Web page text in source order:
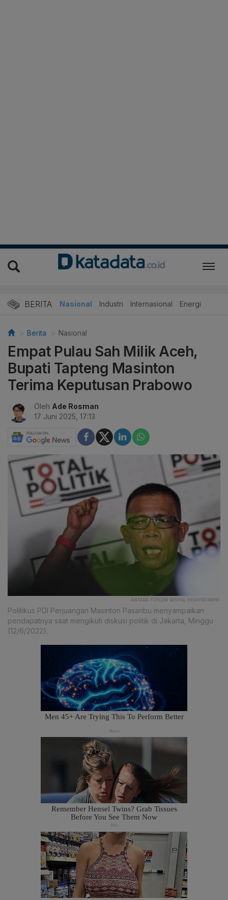
BERITA Nasional Industri Internasional Energi
Berita Nasional
Empat Pulau Sah Milik Aceh,
Bupati Tapteng Masinton
Terima Keputusan Prabowo
Oleh Ade Rosman
17 Juni 2025, 17:13
ANTARA FOTO/M RISYAL HIDAYAT/AWW.
Politikus PDI Perjuangan Masinton Pasaribu menyampaikan
pendapatnya saat mengikuti diskusi politik di Jakarta, Minggu
(12/6/2022).